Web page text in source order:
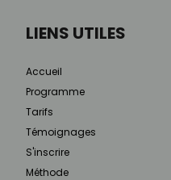
LIENS UTILES
Accueil
Programme
Tarifs
Témoignages
S'inscrire
Méthode